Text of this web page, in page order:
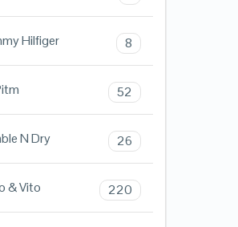
Hilfiger 8
52
N Dry 26
& Vito 220